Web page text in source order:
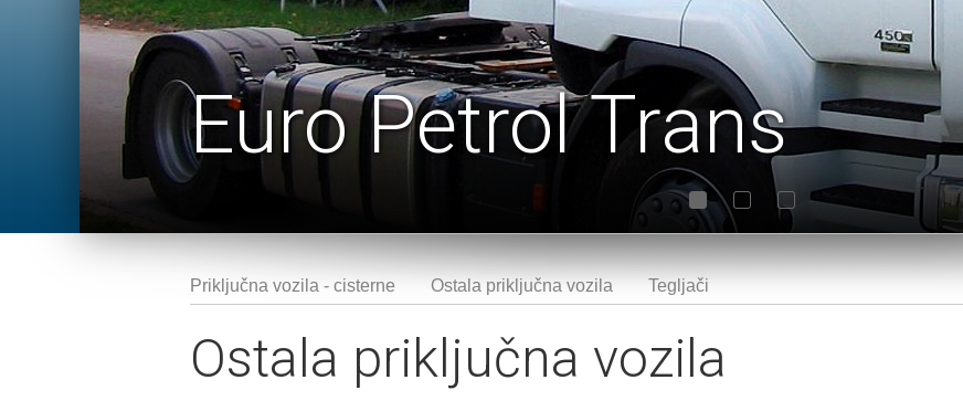
Euro Petrol Trans
1
Priključna vozila - cisterne Ostala priključna vozila Tegljači
Ostala priključna vozila